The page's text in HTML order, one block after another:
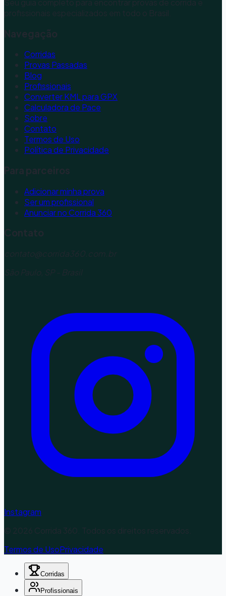
Seu guia completo para encontrar provas de corrida e
profissionais especializados em todo o Brasil.
Navegação
Corridas
Provas Passadas
Blog
Profissionais
Converter KML para GPX
Calculadora de Pace
Sobre
Contato
Termos de Uso
Política de Privacidade
Para parceiros
Adicionar minha prova
Ser um profissional
Anunciar no Corrida 360
Contato
contato@corrida360.com.br
São Paulo, SP - Brasil
Instagram
© 2026 Corrida 360. Todos os direitos reservados.
Termos de UsoPrivacidade
Corridas
Profissionais